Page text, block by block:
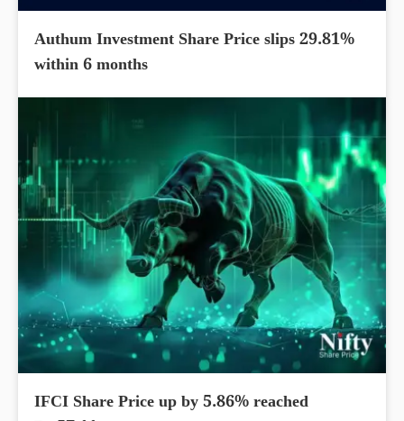
Authum Investment Share Price slips 29.81%
within 6 months
IFCI Share Price up by 5.86% reached